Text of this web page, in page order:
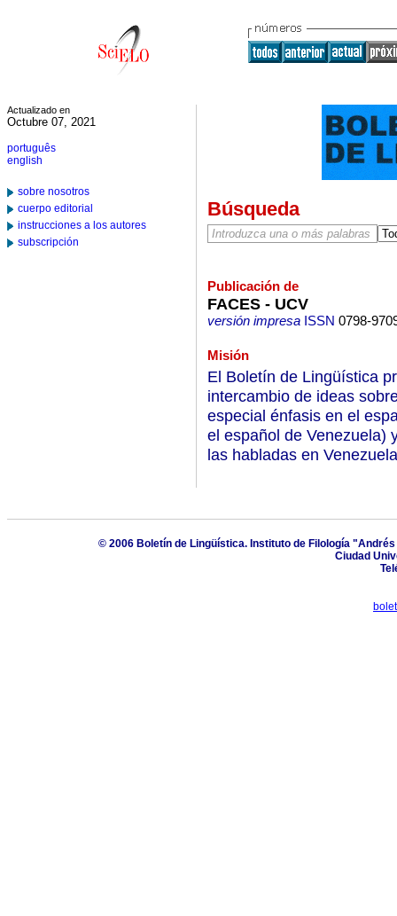
Actualizado en
Octubre 07, 2021
português
english
sobre nosotros
cuerpo editorial
instrucciones a los autores
subscripción
Búsqueda
Publicación de
FACES - UCV
versión impresaISSN 0798-
Misión
El Boletín de Lingüística
intercambio de ideas
especial énfasis en el
el español de Venezuela)
las habladas en
© 2006 Boletín de Lingüística. Instituto de Filología
Ciudad